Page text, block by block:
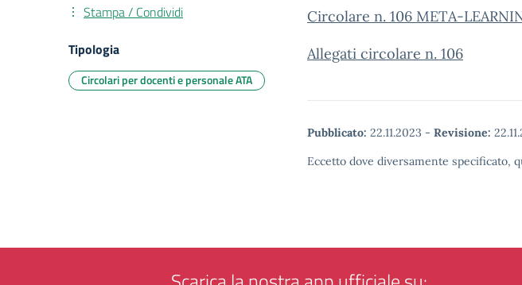
Circolare n. 106 META-
Allegati circolare n. 106
Pubblicato: 22.11.2023 - Revisione:
Eccetto dove diversamente specificato,
Stampa / Condividi
Tipologia
Circolari per docenti e personale ATA